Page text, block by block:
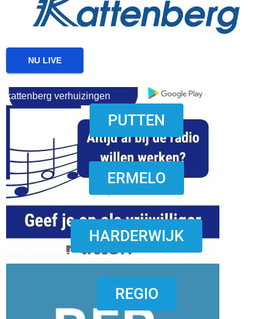
download onzze App
kattenberg verhuizingen
word vrijwilliger (1)
NU LIVE
PUTTEN
ERMELO
HARDERWIJK
REGIO